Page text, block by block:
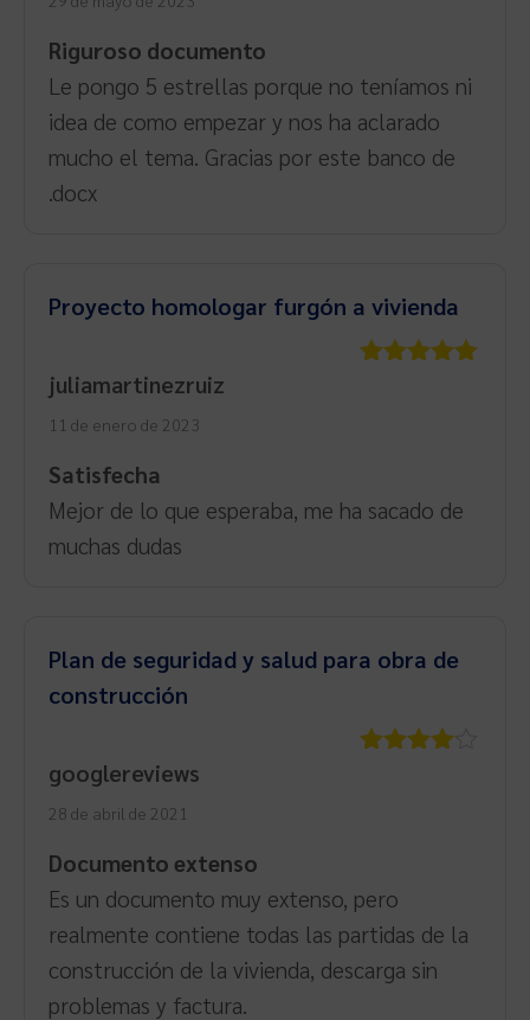
Riguroso documento
Le pongo 5 estrellas porque no teníamos ni
idea de como empezar y nos ha aclarado
mucho el tema. Gracias por este banco de
.docx
Proyecto homologar furgón a vivienda
juliamartinezruiz
11 de enero de 2023
Satisfecha
Mejor de lo que esperaba, me ha sacado de
muchas dudas
Plan de seguridad y salud para obra de
construcción
googlereviews
28 de abril de 2021
Documento extenso
Es un documento muy extenso, pero
realmente contiene todas las partidas de la
construcción de la vivienda, descarga sin
problemas y factura.